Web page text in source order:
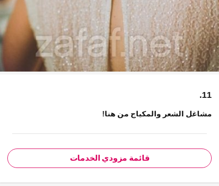
11.
مشاغل الشعر والمكياج من هنا!
قائمة مزودي الخدمات